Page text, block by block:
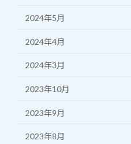
2024年5月
2024年4月
2024年3月
2023年10月
2023年9月
2023年8月